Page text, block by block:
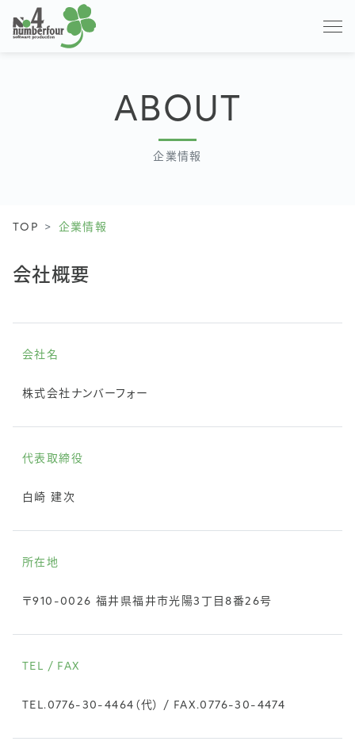
ABOUT
企業情報
TOP 企業情報
会社概要
会社名
株式会社ナンバーフォー
代表取締役
白崎 建次
所在地
〒910-0026 福井県福井市光陽3丁目8番26号
TEL / FAX
TEL.0776-30-4464 （代） / FAX.0776-30-4474